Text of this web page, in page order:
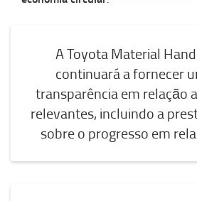
A Toyota Material
continuará a fornecer
transparência em relação
relevantes, incluindo a
sobre o progresso em